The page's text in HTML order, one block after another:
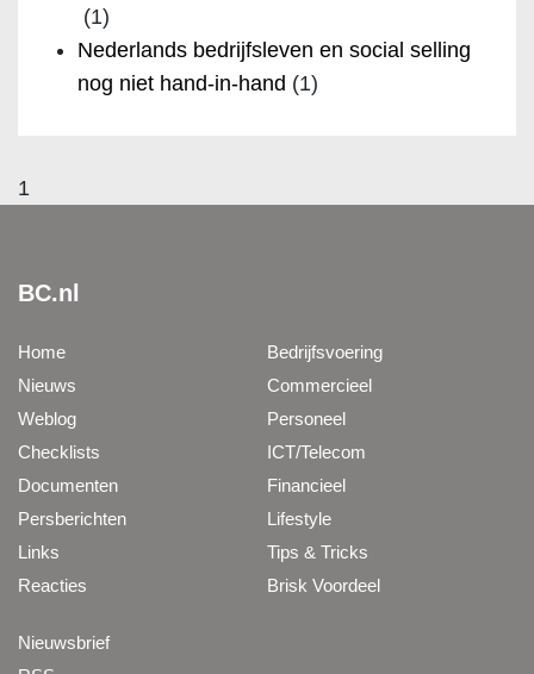
(1)
Nederlands bedrijfsleven en social selling
nog niet hand-in-hand (1)
1
BC.nl
Home
Nieuws
Weblog
Checklists
Documenten
Persberichten
Links
Reacties
Bedrijfsvoering
Commercieel
Personeel
ICT/Telecom
Financieel
Lifestyle
Tips & Tricks
Brisk Voordeel
Nieuwsbrief